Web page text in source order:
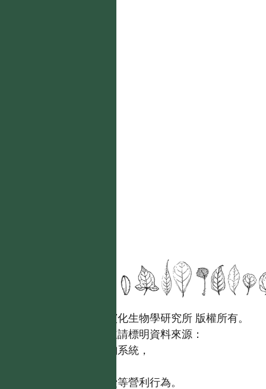
國立台灣大學生態學與演化生物學研究所 版權所有。
歡迎引用本網站資料，並請標明資料來源：
【台灣植物資訊整合查詢系統，
且不得有收取資料查詢費等營利行為。